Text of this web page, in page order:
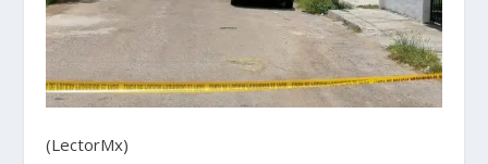
(LectorMx)